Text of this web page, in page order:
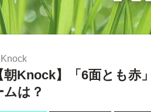
朝Knock】「6面とも
ムは？